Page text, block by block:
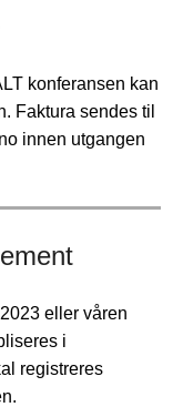
konferansen kan
Faktura sendes til
innen utgangen
eller våren
i
registreres